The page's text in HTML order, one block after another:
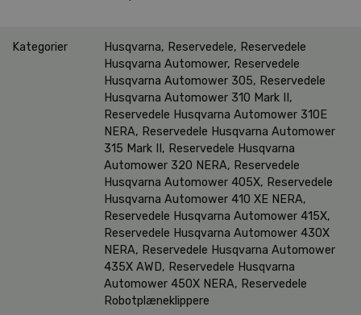
Kategorier Husqvarna, Reservedele, Reservedele
Husqvarna Automower, Reservedele
Husqvarna Automower 305, Reservedele
Husqvarna Automower 310 Mark II ,
Reservedele Husqvarna Automower 310E
NERA, Reservedele Husqvarna Automower
315 Mark II , Reservedele Husqvarna
Automower 320 NERA, Reservedele
Husqvarna Automower 405X, Reservedele
Husqvarna Automower 410 XE NERA,
Reservedele Husqvarna Automower 415X,
Reservedele Husqvarna Automower 430X
NERA, Reservedele Husqvarna Automower
435X AWD, Reservedele Husqvarna
Automower 450X NERA, Reservedele
Robotplæneklippere